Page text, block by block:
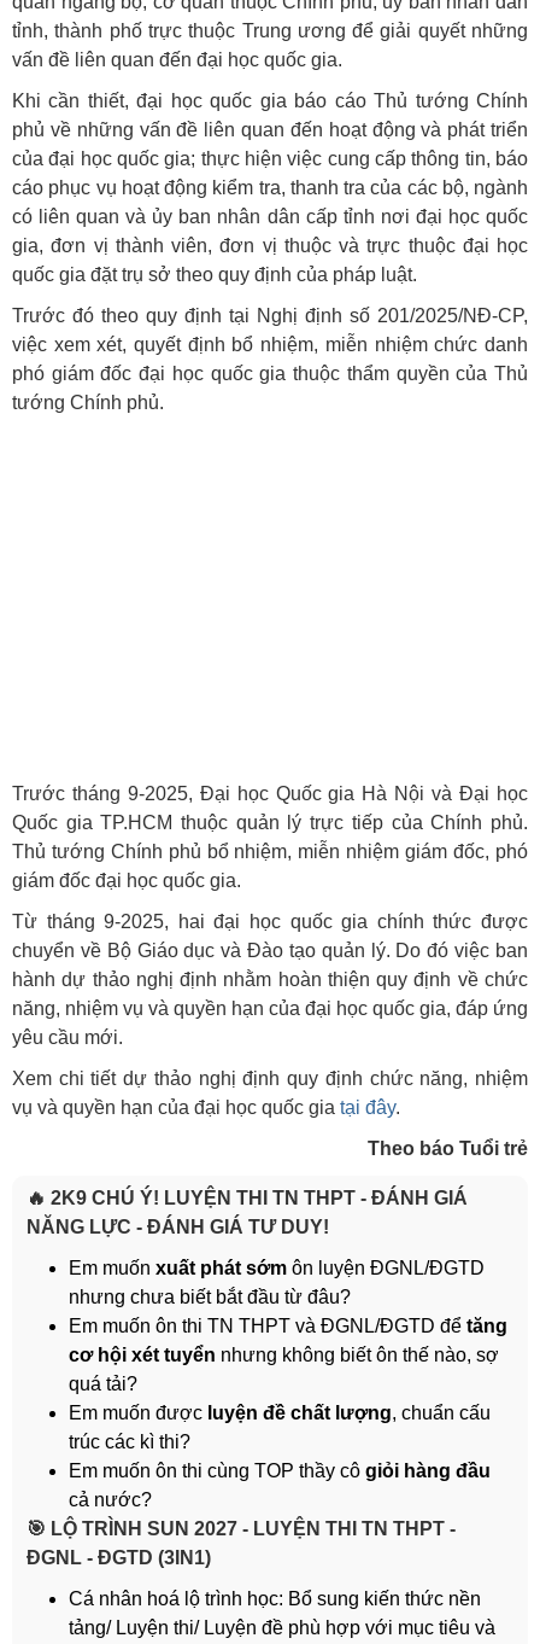
tỉnh, thành phố trực thuộc Trung ương để giải quyết những
vấn đề liên quan đến đại học quốc gia.
Khi cần thiết, đại học quốc gia báo cáo Thủ tướng Chính
phủ về những vấn đề liên quan đến hoạt động và phát triển
của đại học quốc gia; thực hiện việc cung cấp thông tin, báo
cáo phục vụ hoạt động kiểm tra, thanh tra của các bộ, ngành
có liên quan và ủy ban nhân dân cấp tỉnh nơi đại học quốc
gia, đơn vị thành viên, đơn vị thuộc và trực thuộc đại học
quốc gia đặt trụ sở theo quy định của pháp luật.
Trước đó theo quy định tại Nghị định số 201/2025/NĐ-CP,
việc xem xét, quyết định bổ nhiệm, miễn nhiệm chức danh
phó giám đốc đại học quốc gia thuộc thẩm quyền của Thủ
tướng Chính phủ.
Trước tháng 9-2025, Đại học Quốc gia Hà Nội và Đại học
Quốc gia TP.HCM thuộc quản lý trực tiếp của Chính phủ.
Thủ tướng Chính phủ bổ nhiệm, miễn nhiệm giám đốc, phó
giám đốc đại học quốc gia.
Từ tháng 9-2025, hai đại học quốc gia chính thức được
chuyển về Bộ Giáo dục và Đào tạo quản lý. Do đó việc ban
hành dự thảo nghị định nhằm hoàn thiện quy định về chức
năng, nhiệm vụ và quyền hạn của đại học quốc gia, đáp ứng
yêu cầu mới.
Xem chi tiết dự thảo nghị định quy định chức năng, nhiệm
vụ và quyền hạn của đại học quốc gia tại đây.
Theo báo Tuổi trẻ
🔥 2K9 CHÚ Ý! LUYỆN THI TN THPT - ĐÁNH GIÁ
NĂNG LỰC - ĐÁNH GIÁ TƯ DUY!
Em muốn xuất phát sớm ôn luyện ĐGNL/ĐGTD
nhưng chưa biết bắt đầu từ đâu?
Em muốn ôn thi TN THPT và ĐGNL/ĐGTD để tăng
cơ hội xét tuyển nhưng không biết ôn thế nào, sợ
quá tải?
Em muốn được luyện đề chất lượng, chuẩn cấu
trúc các kì thi?
Em muốn ôn thi cùng TOP thầy cô giỏi hàng đầu
cả nước?
️🎯 LỘ TRÌNH SUN 2027 - LUYỆN THI TN THPT -
ĐGNL - ĐGTD (3IN1)
Cá nhân hoá lộ trình học: Bổ sung kiến thức nền
tảng/ Luyện thi/ Luyện đề phù hợp với mục tiêu và